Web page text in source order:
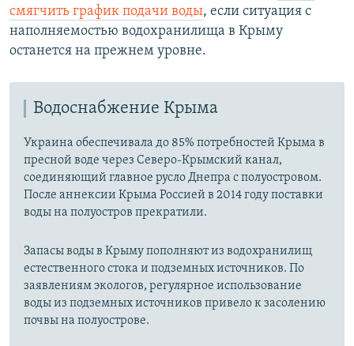
смягчить график подачи воды, если ситуация с
наполняемостью водохранилища в Крыму
останется на прежнем уровне.
Водоснабжение Крыма
Украина обеспечивала до 85% потребностей Крыма в
пресной воде через Северо-Крымский канал,
соединяющий главное русло Днепра с полуостровом.
После аннексии Крыма Россией в 2014 году поставки
воды на полуостров прекратили.
Запасы воды в Крыму пополняют из водохранилищ
естественного стока и подземных источников. По
заявлениям экологов, регулярное использование
воды из подземных источников привело к засолению
почвы на полуострове.